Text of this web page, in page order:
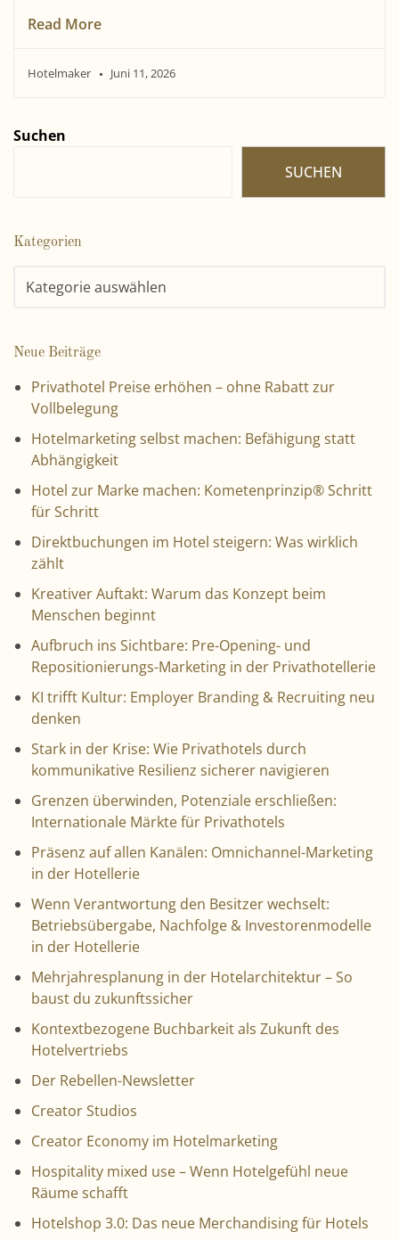
Read More
Hotelmaker Juni 11, 2026
Suchen
SUCHEN
Kategorien
Neue Beiträge
Privathotel Preise erhöhen – ohne Rabatt zur
Vollbelegung
Hotelmarketing selbst machen: Befähigung statt
Abhängigkeit
Hotel zur Marke machen: Kometenprinzip® Schritt
für Schritt
Direktbuchungen im Hotel steigern: Was wirklich
zählt
Kreativer Auftakt: Warum das Konzept beim
Menschen beginnt
Aufbruch ins Sichtbare: Pre-Opening- und
Repositionierungs-Marketing in der Privathotellerie
KI trifft Kultur: Employer Branding & Recruiting neu
denken
Stark in der Krise: Wie Privathotels durch
kommunikative Resilienz sicherer navigieren
Grenzen überwinden, Potenziale erschließen:
Internationale Märkte für Privathotels
Präsenz auf allen Kanälen: Omnichannel-Marketing
in der Hotellerie
Wenn Verantwortung den Besitzer wechselt:
Betriebsübergabe, Nachfolge & Investorenmodelle
in der Hotellerie
Mehrjahresplanung in der Hotelarchitektur – So
baust du zukunftssicher
Kontextbezogene Buchbarkeit als Zukunft des
Hotelvertriebs
Der Rebellen-Newsletter
Creator Studios
Creator Economy im Hotelmarketing
Hospitality mixed use – Wenn Hotelgefühl neue
Räume schafft
Hotelshop 3.0: Das neue Merchandising für Hotels